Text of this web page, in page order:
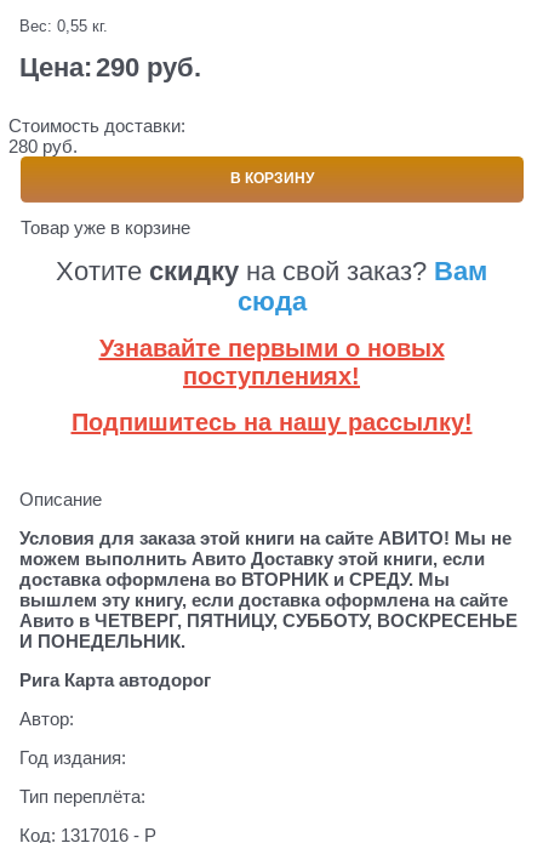
Вес: 0,55 кг.
Цена:290 руб.
Стоимость доставки:
280 руб.
В КОРЗИНУ
Товар уже в корзине
Хотите скидку на свой заказ? Вам
сюда
Узнавайте первыми о новых
поступлениях!
Подпишитесь на нашу рассылку!
Описание
Условия для заказа этой книги на сайте АВИТО! Мы не
можем выполнить Авито Доставку этой книги, если
доставка оформлена во ВТОРНИК и СРЕДУ. Мы
вышлем эту книгу, если доставка оформлена на сайте
Авито в ЧЕТВЕРГ, ПЯТНИЦУ, СУББОТУ, ВОСКРЕСЕНЬЕ
И ПОНЕДЕЛЬНИК.
Рига Карта автодорог
Автор:
Год издания:
Тип переплёта:
Код: 1317016 - Р